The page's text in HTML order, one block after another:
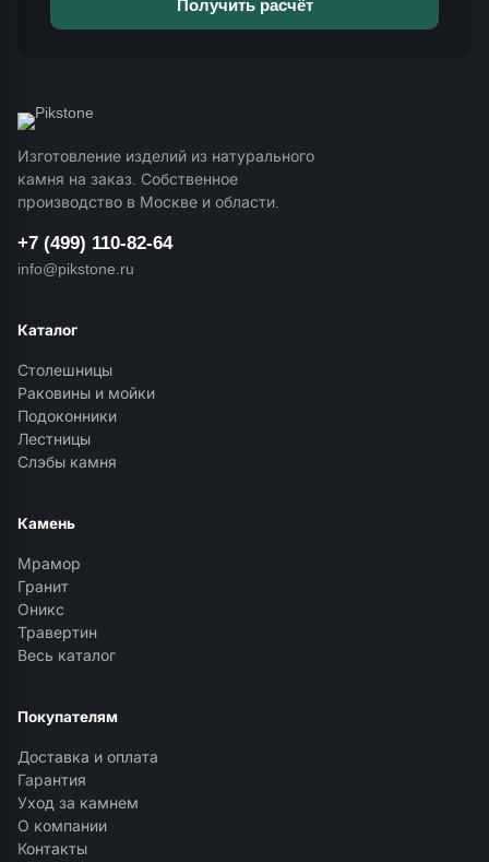
Изготовление изделий из натурального
камня на заказ. Собственное
производство в Москве и области.
+7 (499) 110-82-64
info@pikstone.ru
Каталог
Столешницы
Раковины и мойки
Подоконники
Лестницы
Слэбы камня
Камень
Мрамор
Гранит
Оникс
Травертин
Весь каталог
Покупателям
Доставка и оплата
Гарантия
Уход за камнем
О компании
Контакты